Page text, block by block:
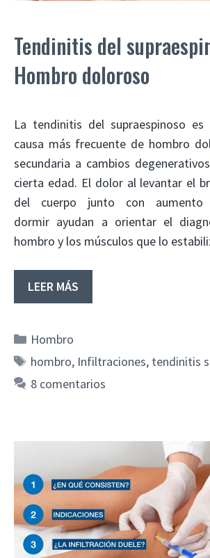
Tendinitis del
Hombro doloroso
La tendinitis del supraespinoso
causa más frecuente de hombro
secundaria a cambios
cierta edad. El dolor al levantar el
del cuerpo junto con
dormir ayudan a orientar el
hombro y los músculos que lo
LEER MÁS
Categorías
Hombro
Etiquetas
hombro, Infiltraciones, tendinitis
8 comentarios